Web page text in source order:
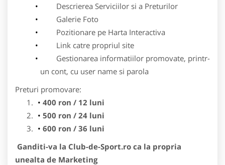
Descrierea Serviciilor si a Preturilor
Galerie Foto
Pozitionare pe Harta Interactiva
Link catre propriul site
Gestionarea informatiilor promovate, printr-
un cont, cu user name si parola
Preturi promovare:
400 ron / 12 luni
500 ron / 24 luni
600 ron / 36 luni
Ganditi-va la Club-de-Sport.ro ca la propria
unealta de Marketing